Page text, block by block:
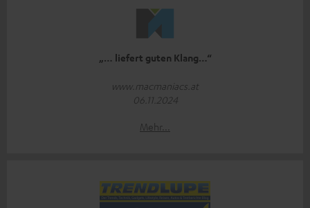
„… liefert guten Klang…“
www.macmaniacs.at
06.11.2024
Mehr...